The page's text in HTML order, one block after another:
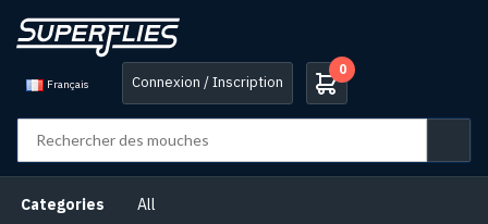
Français Connexion / Inscription
0
Categories All